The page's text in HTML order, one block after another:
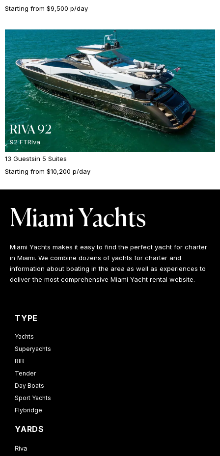
Starting from $9,500 p/day
RIVA 92
92 FTRIva
13 Guestsin 5 Suites
Starting from $10,200 p/day
Miami Yachts
Miami Yachts makes it easy to find the perfect yacht for charter
in Miami. We combine dozens of yachts for charter and
information about boating in the area as well as experiences to
deliver the most comprehensive Miami Yacht rental website.
TYPE
Yachts
Superyachts
RIB
Tender
Day Boats
Sport Yachts
Flybridge
YARDS
Riva